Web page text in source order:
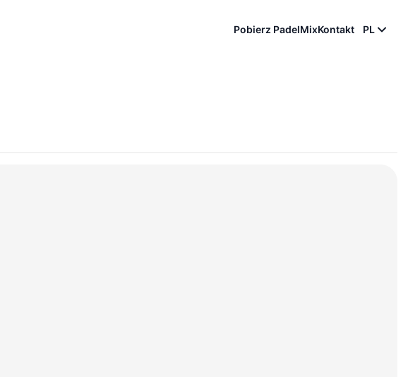
Pobierz PadelMixKontakt PL